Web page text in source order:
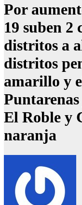
Por
19 suben 2
distritos a
distritos
amarillo y
El Roble y
naranja